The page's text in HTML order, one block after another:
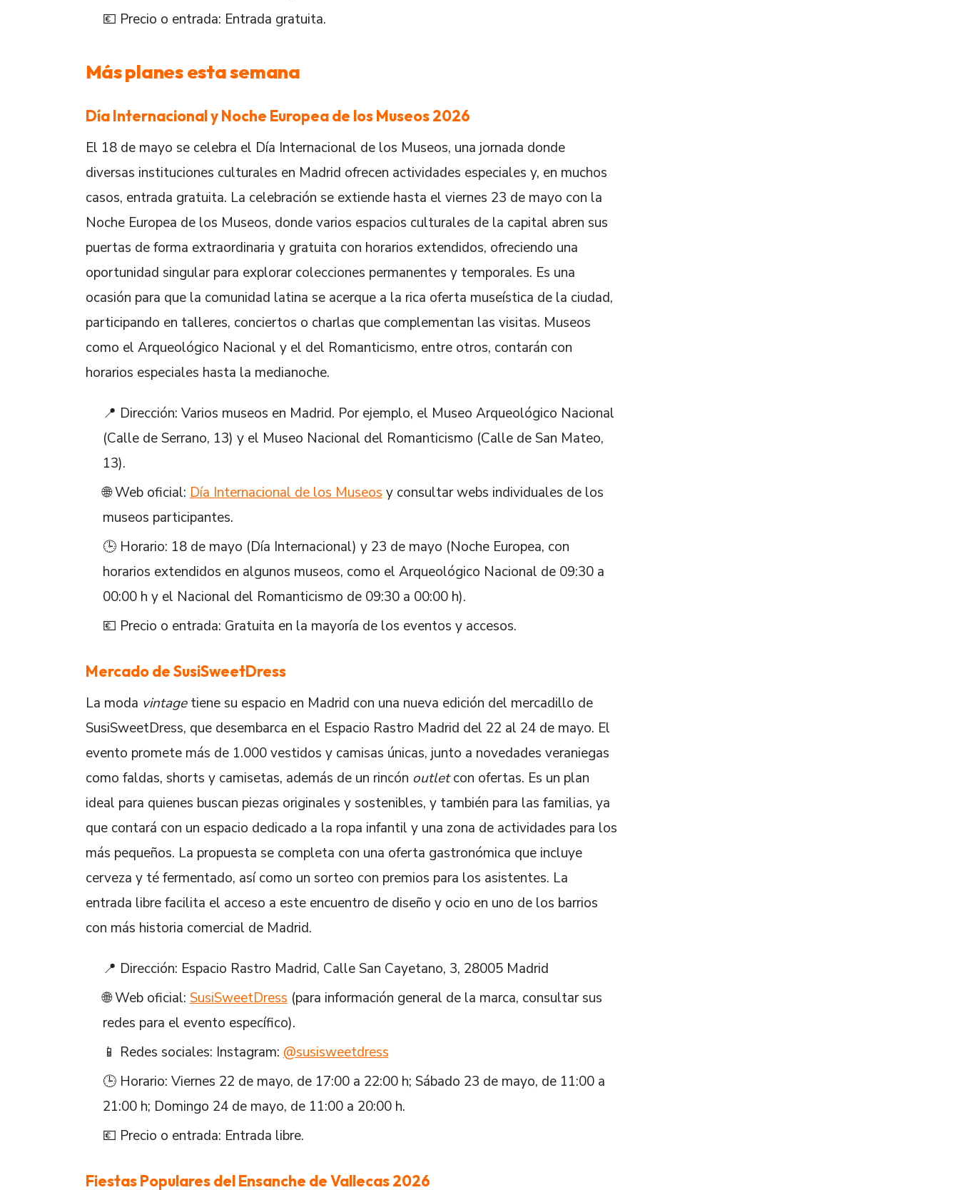
💶 Precio o entrada: Entrada gratuita.
Más planes esta semana
Día Internacional y Noche Europea de los Museos 2026
El 18 de mayo se celebra el Día Internacional de los Museos, una jornada donde
diversas instituciones culturales en Madrid ofrecen actividades especiales y, en muchos
casos, entrada gratuita. La celebración se extiende hasta el viernes 23 de mayo con la
Noche Europea de los Museos, donde varios espacios culturales de la capital abren sus
puertas de forma extraordinaria y gratuita con horarios extendidos, ofreciendo una
oportunidad singular para explorar colecciones permanentes y temporales. Es una
ocasión para que la comunidad latina se acerque a la rica oferta museística de la ciudad,
participando en talleres, conciertos o charlas que complementan las visitas. Museos
como el Arqueológico Nacional y el del Romanticismo, entre otros, contarán con
horarios especiales hasta la medianoche.
📍 Dirección: Varios museos en Madrid. Por ejemplo, el Museo Arqueológico Nacional
(Calle de Serrano, 13) y el Museo Nacional del Romanticismo (Calle de San Mateo,
13).
🌐 Web oficial: Día Internacional de los Museos y consultar webs individuales de los
museos participantes.
🕒 Horario: 18 de mayo (Día Internacional) y 23 de mayo (Noche Europea, con
horarios extendidos en algunos museos, como el Arqueológico Nacional de 09:30 a
00:00 h y el Nacional del Romanticismo de 09:30 a 00:00 h).
💶 Precio o entrada: Gratuita en la mayoría de los eventos y accesos.
Mercado de SusiSweetDress
La moda vintagetiene su espacio en Madrid con una nueva edición del mercadillo de
SusiSweetDress, que desembarca en el Espacio Rastro Madrid del 22 al 24 de mayo. El
evento promete más de 1.000 vestidos y camisas únicas, junto a novedades veraniegas
como faldas, shorts y camisetas, además de un rincón outletcon ofertas. Es un plan
ideal para quienes buscan piezas originales y sostenibles, y también para las familias, ya
que contará con un espacio dedicado a la ropa infantil y una zona de actividades para los
más pequeños. La propuesta se completa con una oferta gastronómica que incluye
cerveza y té fermentado, así como un sorteo con premios para los asistentes. La
entrada libre facilita el acceso a este encuentro de diseño y ocio en uno de los barrios
con más historia comercial de Madrid.
📍 Dirección: Espacio Rastro Madrid, Calle San Cayetano, 3, 28005 Madrid
🌐 Web oficial: SusiSweetDress (para información general de la marca, consultar sus
redes para el evento específico).
📱 Redes sociales: Instagram: @susisweetdress
🕒 Horario: Viernes 22 de mayo, de 17:00 a 22:00 h; Sábado 23 de mayo, de 11:00 a
21:00 h; Domingo 24 de mayo, de 11:00 a 20:00 h.
💶 Precio o entrada: Entrada libre.
Fiestas Populares del Ensanche de Vallecas 2026